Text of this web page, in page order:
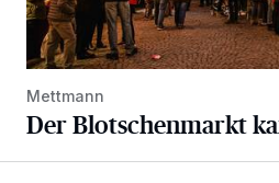
Mettmann
Der Blotschenmarkt